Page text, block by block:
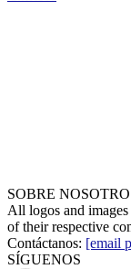
SOBRE
All logos and images
of their respective
Contáctanos: [email
SÍGUENOS